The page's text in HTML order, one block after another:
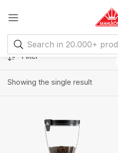
Showing the single result
Filter